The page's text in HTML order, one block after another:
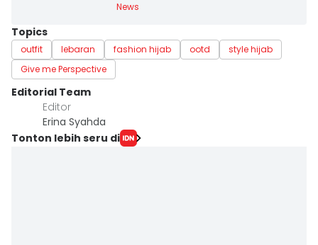
News
Topics
outfit lebaran fashion hijab ootd
style hijab
Give me Perspective
Editorial Team
Editor
Erina Syahda
Tonton lebih seru di